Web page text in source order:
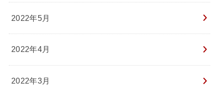
2022年5月
2022年4月
2022年3月